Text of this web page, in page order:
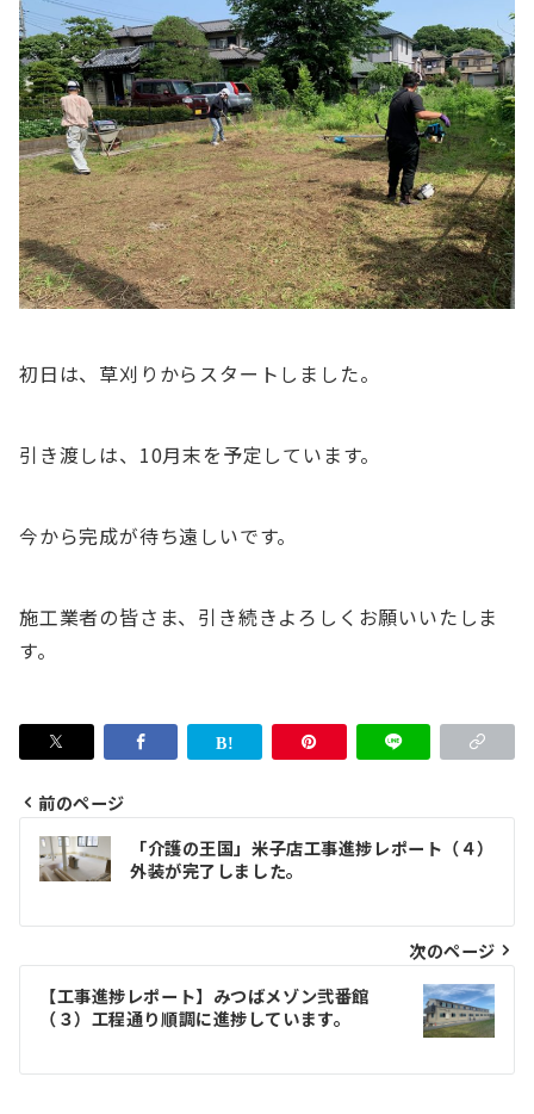
初日は、草刈りからスタートしました。
引き渡しは、10月末を予定しています。
今から完成が待ち遠しいです。
施工業者の皆さま、引き続きよろしくお願いいたしま
す。
投
稿
ナ
ビ
シ
前のページ
「介護の王国」米子店工事進捗レポート（４）
外装が完了しました。
次のページ
【工事進捗レポート】みつばメゾン弐番館
（３）工程通り順調に進捗しています。